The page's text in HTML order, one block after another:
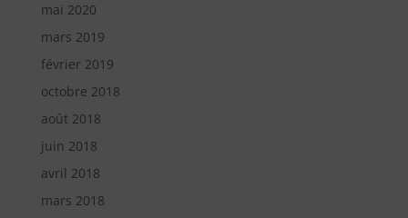
mai 2020
mars 2019
février 2019
octobre 2018
août 2018
juin 2018
avril 2018
mars 2018